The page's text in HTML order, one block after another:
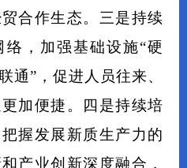
合作生态。三是持续
，加强基础设施“硬
通”，促进人员往来、
加便捷。四是持续培
握发展新质生产力的
产业创新深度融合，